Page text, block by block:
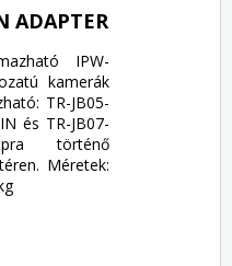
ADAPTER
IPW-
kamerák
TR-JB05-
és TR-JB07-
történő
Méretek: